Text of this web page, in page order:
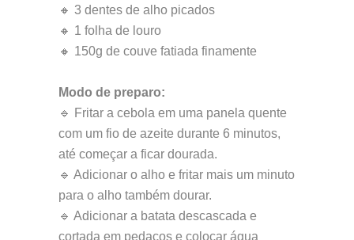
🔸 3 dentes de alho picados
🔸 1 folha de louro
🔸 150g de couve fatiada finamente
Modo de preparo:
🔹 Fritar a cebola em uma panela quente
com um fio de azeite durante 6 minutos,
até começar a ficar dourada.
🔹 Adicionar o alho e fritar mais um minuto
para o alho também dourar.
🔹 Adicionar a batata descascada e
cortada em pedaços e colocar água